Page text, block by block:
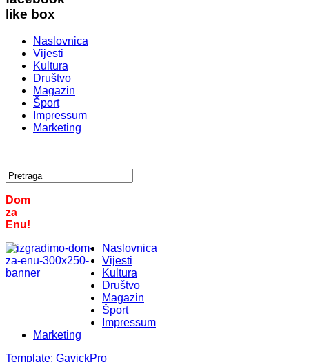
like box
Naslovnica
Vijesti
Kultura
Društvo
Magazin
Šport
Impressum
Marketing
Dom
za
Enu!
Naslovnica
Vijesti
Kultura
Društvo
Magazin
Šport
Impressum
Marketing
Template: GavickPro